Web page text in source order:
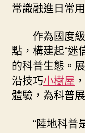
常識融進日常
作為國度
點，構建起“迷
的科普生態。
沿技巧小樹屋
體驗，為科普
“陸地科普